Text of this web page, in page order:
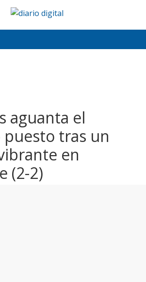
aguanta el
tras un
en
(2-2)